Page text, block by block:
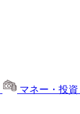
マネー・投資